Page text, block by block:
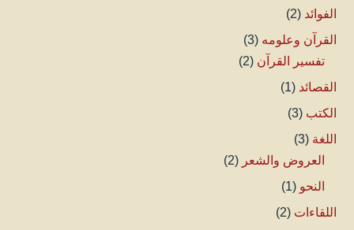
الفوائد (2)
القرآن وعلومه (3)
تفسير القرآن (2)
القصائد (1)
الكتب (3)
اللغة (3)
العروض والشعر (2)
النحو (1)
اللقاءات (2)